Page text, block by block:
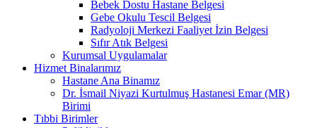
Bebek Dostu Hastane Belgesi
Gebe Okulu Tescil Belgesi
Radyoloji Merkezi Faaliyet İzin Belgesi
Sıfır Atık Belgesi
Kurumsal Uygulamalar
Hizmet Binalarımız
Hastane Ana Binamız
Dr. İsmail Niyazi Kurtulmuş Hastanesi Emar (MR)
Birimi
Tıbbi Birimler